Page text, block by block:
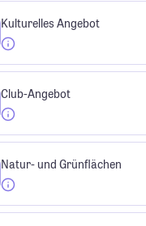
Kulturelles Angebot
Club-Angebot
Natur- und Grünflächen